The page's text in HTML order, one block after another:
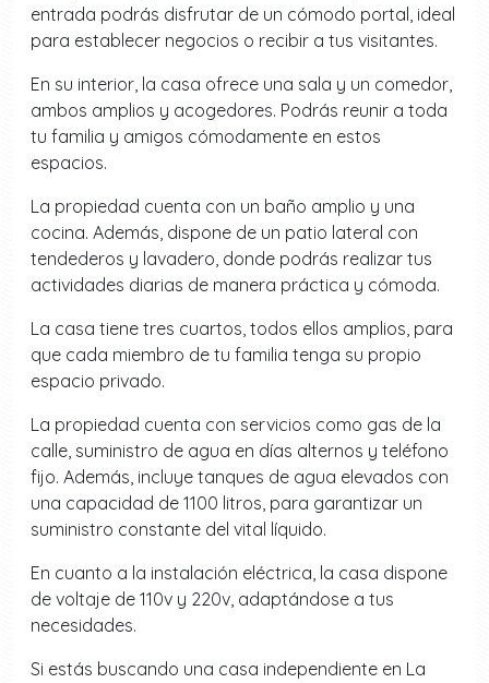
entrada podrás disfrutar de un cómodo portal, ideal
para establecer negocios o recibir a tus visitantes.
En su interior, la casa ofrece una sala y un comedor,
ambos amplios y acogedores. Podrás reunir a toda
tu familia y amigos cómodamente en estos
espacios.
La propiedad cuenta con un baño amplio y una
cocina. Además, dispone de un patio lateral con
tendederos y lavadero, donde podrás realizar tus
actividades diarias de manera práctica y cómoda.
La casa tiene tres cuartos, todos ellos amplios, para
que cada miembro de tu familia tenga su propio
espacio privado.
La propiedad cuenta con servicios como gas de la
calle, suministro de agua en días alternos y teléfono
fijo. Además, incluye tanques de agua elevados con
una capacidad de 1100 litros, para garantizar un
suministro constante del vital líquido.
En cuanto a la instalación eléctrica, la casa dispone
de voltaje de 110v y 220v, adaptándose a tus
necesidades.
Si estás buscando una casa independiente en La